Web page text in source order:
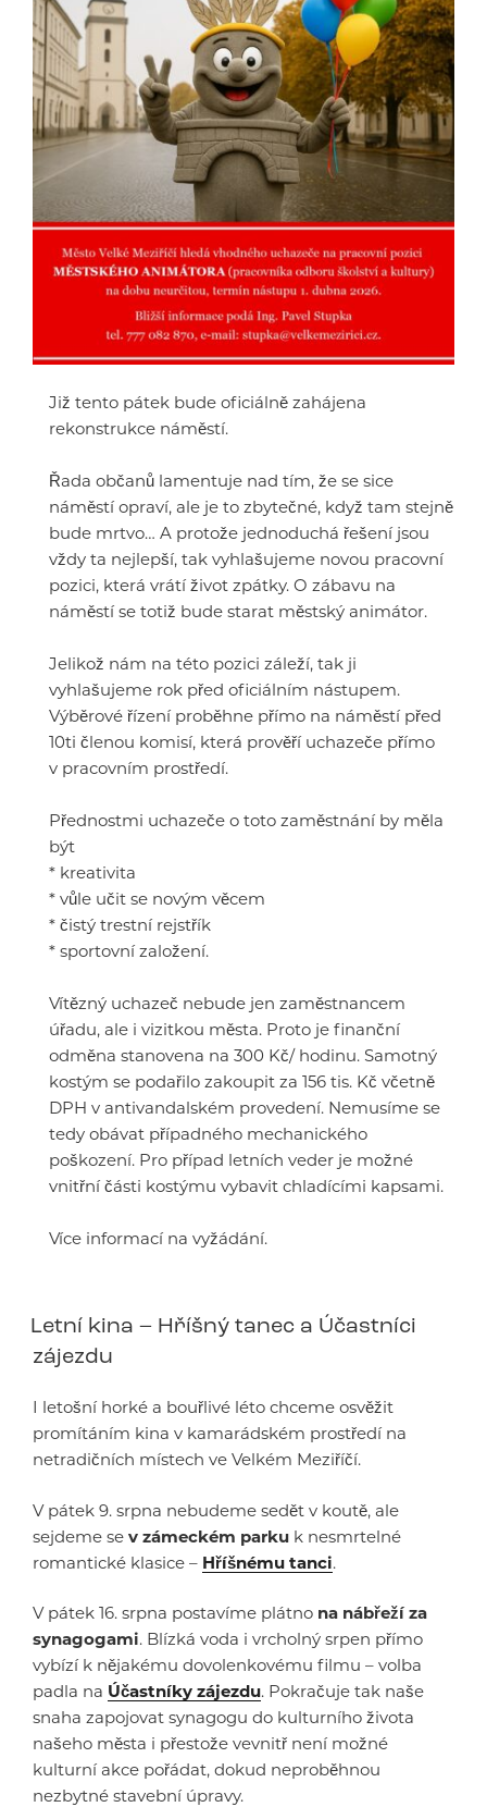
Již tento pátek bude oficiálně zahájena
rekonstrukce náměstí.
Řada občanů lamentuje nad tím, že se sice
náměstí opraví, ale je to zbytečné, když tam stejně
bude mrtvo… A protože jednoduchá řešení jsou
vždy ta nejlepší, tak vyhlašujeme novou pracovní
pozici, která vrátí život zpátky. O zábavu na
náměstí se totiž bude starat městský animátor.
Jelikož nám na této pozici záleží, tak ji
vyhlašujeme rok před oficiálním nástupem.
Výběrové řízení proběhne přímo na náměstí před
10ti členou komisí, která prověří uchazeče přímo
v pracovním prostředí.
Přednostmi uchazeče o toto zaměstnání by měla
být
* kreativita
* vůle učit se novým věcem
* čistý trestní rejstřík
* sportovní založení.
Vítězný uchazeč nebude jen zaměstnancem
úřadu, ale i vizitkou města. Proto je finanční
odměna stanovena na 300 Kč/ hodinu. Samotný
kostým se podařilo zakoupit za 156 tis. Kč včetně
DPH v antivandalském provedení. Nemusíme se
tedy obávat případného mechanického
poškození. Pro případ letních veder je možné
vnitřní části kostýmu vybavit chladícími kapsami.
Více informací na vyžádání.
Letní kina – Hříšný tanec a Účastníci
zájezdu
I letošní horké a bouřlivé léto chceme osvěžit
promítáním kina v kamarádském prostředí na
netradičních místech ve Velkém Meziříčí.
V pátek 9. srpna nebudeme sedět v koutě, ale
sejdeme se v zámeckém parku k nesmrtelné
romantické klasice – Hříšnému tanci.
V pátek 16. srpna postavíme plátno na nábřeží za
synagogami. Blízká voda i vrcholný srpen přímo
vybízí k nějakému dovolenkovému filmu – volba
padla na Účastníky zájezdu. Pokračuje tak naše
snaha zapojovat synagogu do kulturního života
našeho města i přestože vevnitř není možné
kulturní akce pořádat, dokud neproběhnou
nezbytné stavební úpravy.